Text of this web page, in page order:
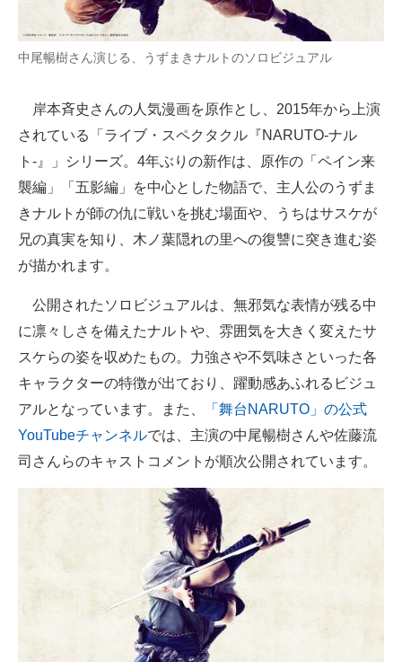
ITエンジニア向け専門サイト
企業向けIT製品の総合サイト
製造業のIT導入・活用を支援
モノづくり技術者専門サイト
エレクトロニクス専門サイト
電子設計の基本と応用
ちょっと気になるネットの話題
中尾暢樹さん演じる、うずまきナルトのソロビジュアル
岸本斉史さんの人気漫画を原作とし、2015年から上演
されている「ライブ・スペクタクル『NARUTO-ナル
ト-』」シリーズ。4年ぶりの新作は、原作の「ペイン来
襲編」「五影編」を中心とした物語で、主人公のうずま
きナルトが師の仇に戦いを挑む場面や、うちはサスケが
兄の真実を知り、木ノ葉隠れの里への復讐に突き進む姿
が描かれます。
公開されたソロビジュアルは、無邪気な表情が残る中
に凛々しさを備えたナルトや、雰囲気を大きく変えたサ
スケらの姿を収めたもの。力強さや不気味さといった各
キャラクターの特徴が出ており、躍動感あふれるビジュ
アルとなっています。また、
「舞台NARUTO」の公式
YouTubeチャンネルでは、主演の中尾暢樹さんや佐藤流
司さんらのキャストコメントが順次公開されています。